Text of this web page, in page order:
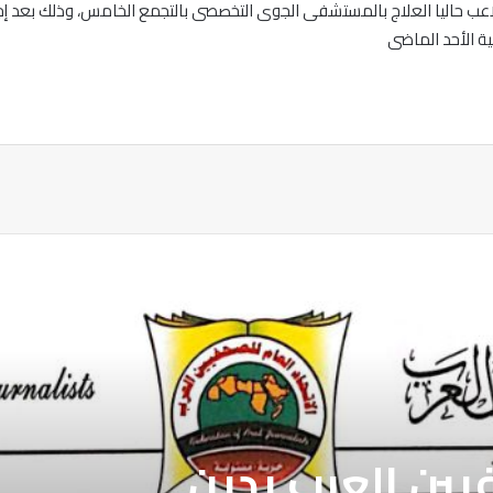
حاليا العلاج بالمستشفى الجوى التخصصى بالتجمع الخامس، وذلك بعد
الأحد الماضى